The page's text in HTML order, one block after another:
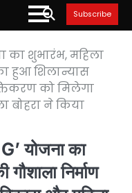
Subscribe
का शुभारंभ, महिला
हुआ शिलान्यास
को मिलेगा
बोहरा ने किया
योजना का
निर्माण